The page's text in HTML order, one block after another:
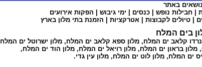
נושאים באתר
חבילות נופש כנסים ימי גיבוש
הפקות אירועים
טיולים לקבוצות אטרקציות הזמנת בתי מלון בארץ
בים המלח
קלאב ים המלח,מלון ספא קלאב ים המלח,מלון ישרוטל ים המלח
,מלון בראון ים המלח,מלון רויאל ים המלח,מלון הוד ים המלח,
ים המלח, מלון לוט ים המלח, מלון עין גדי.